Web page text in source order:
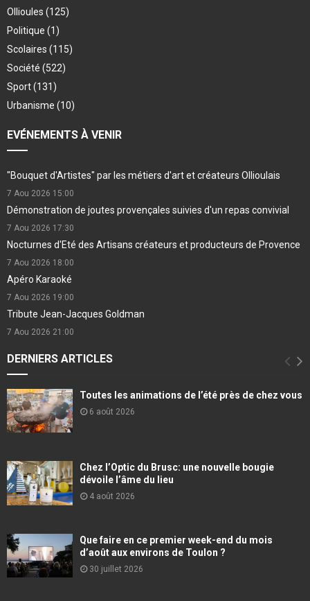
Ollioules (125)
Politique (1)
Scolaires (115)
Société (522)
Sport(131)
Urbanisme (10)
EVÉNEMENTS À VENIR
"Bouquet d'Artistes" par les métiers d'art et créateurs Ollioulais
7 Aou 2026 15:00
Démonstration de joutes provençales suivies d'un repas convivial
7 Aou 2026 17:30
Nocturnes d'Eté des Artisans créateurs et producteurs de Provence
7 Aou 2026 18:00
Apéro Karaoké
7 Aou 2026 19:00
Tribute Jean-Jacques Goldman
7 Aou 2026 21:00
DERNIERS ARTICLES
Toutes les animations de l’été près de chez vous
6 août 2026
Chez l’Optic du Brusc: une nouvelle bougie
dévoile l’âme du lieu
4 août 2026
Que faire en ce premier week-end du mois
d’août aux environs de Toulon ?
30 juillet 2026